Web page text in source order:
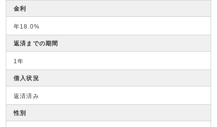
金利
年18.0%
返済までの期間
1年
借入状況
返済済み
性別